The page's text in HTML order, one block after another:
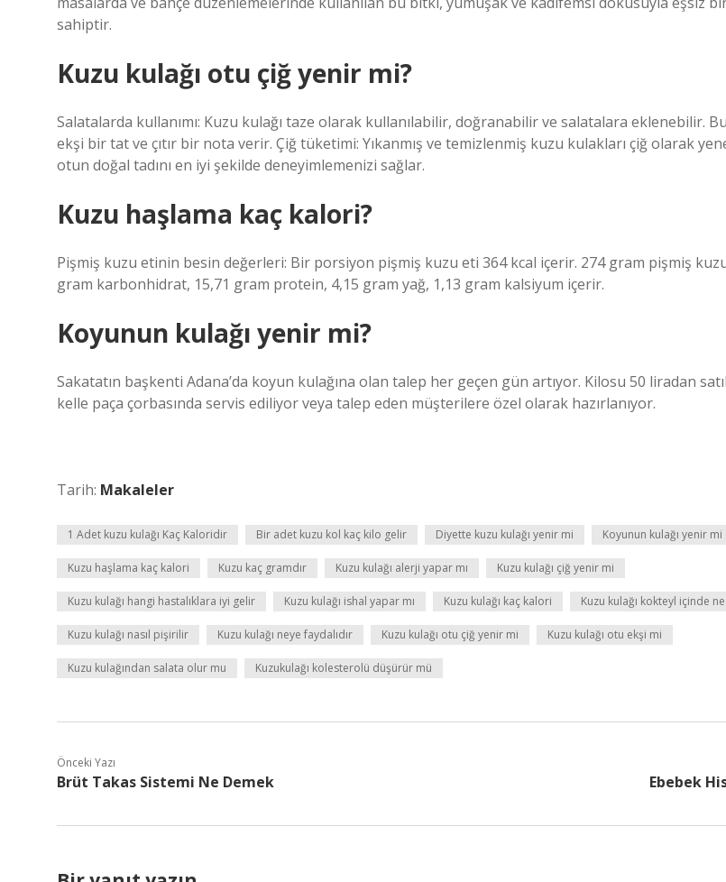
sahiptir.
Kuzu kulağı otu çiğ yenir mi?
Salatalarda kullanımı: Kuzu kulağı taze olarak kullanılabilir, doğranabilir ve salatalara eklenebilir.
ekşi bir tat ve çıtır bir nota verir. Çiğ tüketimi: Yıkanmış ve temizlenmiş kuzu kulakları çiğ olarak
otun doğal tadını en iyi şekilde deneyimlemenizi sağlar.
Kuzu haşlama kaç kalori?
Pişmiş kuzu etinin besin değerleri: Bir porsiyon pişmiş kuzu eti 364 kcal içerir. 274 gram pişmiş
gram karbonhidrat, 15,71 gram protein, 4,15 gram yağ, 1,13 gram kalsiyum içerir.
Koyunun kulağı yenir mi?
Sakatatın başkenti Adana’da koyun kulağına olan talep her geçen gün artıyor. Kilosu 50 liradan
kelle paça çorbasında servis ediliyor veya talep eden müşterilere özel olarak hazırlanıyor.
Tarih: Makaleler
1 Adet kuzu kulağı Kaç Kaloridir Bir adet kuzu kol kaç kilo gelir Diyette kuzu kulağı yenir mi Koyunun kulağı yenir mi
Kuzu haşlama kaç kalori Kuzu kaç gramdır Kuzu kulağı alerji yapar mı Kuzu kulağı çiğ yenir mi
Kuzu kulağı hangi hastalıklara iyi gelir Kuzu kulağı ishal yapar mı Kuzu kulağı kaç kalori Kuzu kulağı kokteyl içinde
Kuzu kulağı nasıl pişirilir Kuzu kulağı neye faydalıdır Kuzu kulağı otu çiğ yenir mi Kuzu kulağı otu ekşi mi
Kuzu kulağından salata olur mu Kuzukulağı kolesterolü düşürür mü
Önceki Yazı
Brüt Takas Sistemi Ne Demek Ebebek